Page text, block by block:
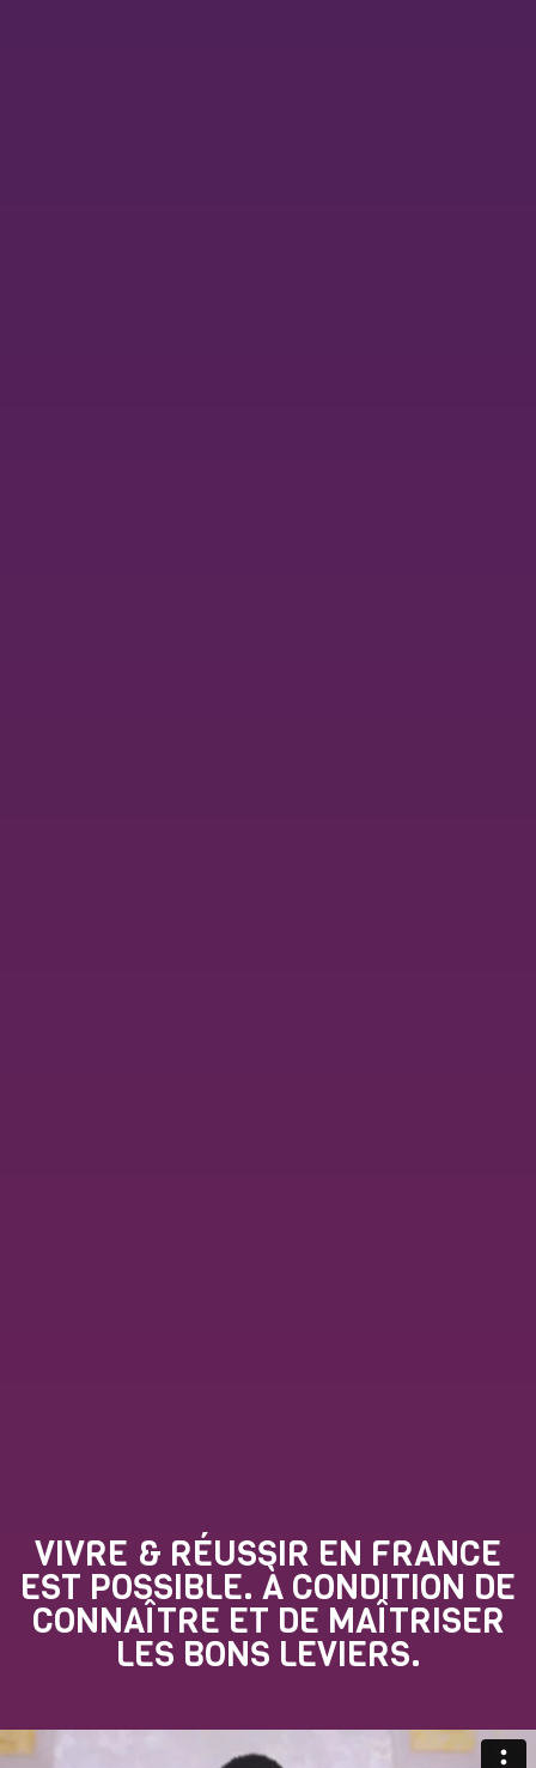
VIVRE & RÉUSSIR EN FRANCE
EST POSSIBLE. À CONDITION DE
CONNAÎTRE ET DE MAÎTRISER
LES BONS LEVIERS.​